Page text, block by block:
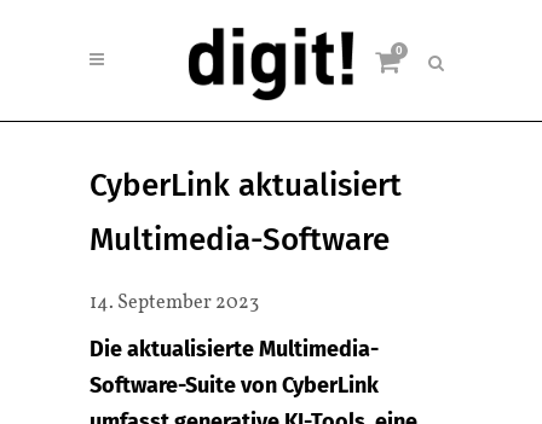
0
CyberLink aktualisiert
Multimedia-Software
14. September 2023
Die aktualisierte Multimedia-
Software-Suite von CyberLink